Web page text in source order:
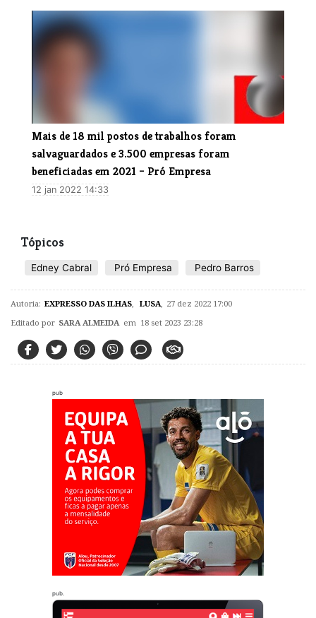
Mais de 18 mil postos de trabalhos foram
salvaguardados e 3.500 empresas foram
beneficiadas em 2021 – Pró Empresa
12 jan 2022 14:33
Tópicos
Edney Cabral Pró Empresa Pedro Barros
Autoria: EXPRESSO DAS ILHAS LUSA 27 dez 2022 17:00
Editado por SARA ALMEIDA em 18 set 2023 23:28
pub
pub.